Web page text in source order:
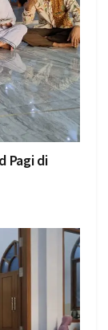
Pagi di